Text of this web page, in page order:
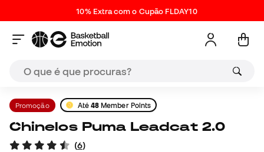
10% Extra com o Cupão FLDAY10
Promoção Até 48 Member Points
Chinelos Puma Leadcat 2.0
(6)